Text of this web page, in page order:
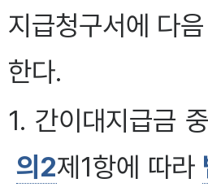
지급청구서에 다
한다.
1. 간이대지급금 중
의2제1항에 따라